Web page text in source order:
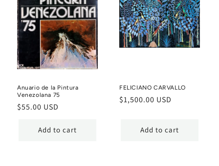
Anuario de la Pintura
Venezolana 75
Regular
$55.00 USD
Add to cart
FELICIANO CARVALLO
Regular
$1,500.00 USD
Add to cart